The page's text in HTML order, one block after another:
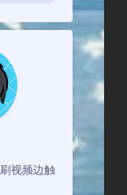
视频边触